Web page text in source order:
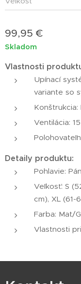
99,95 €
Skladom
Vlastnosti
Upínací
variante so
Konštrukcia:
Ventilácia:
Detaily produktu:
Pohlavie:
Veľkosť: S
cm), XL (61-
Farba: Mat/
Vlastnosti